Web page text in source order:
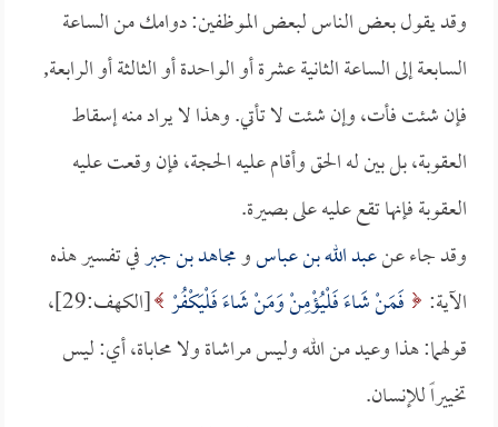
وقد يقول بعض الناس لبعض الموظفين: دوامك من الساعة
السابعة إلى الساعة الثانية عشرة أو الواحدة أو الثالثة أو الرابعة,
فإن شئت فأت، وإن شئت لا تأتي. وهذا لا يراد منه إسقاط
العقوبة، بل بين له الحق وأقام عليه الحجة، فإن وقعت عليه
العقوبة فإنها تقع عليه على بصيرة.
وقد جاء عنعبد الله بن عباسومجاهد بن جبرفي تفسير هذه
الآية:
فَمَنْ شَاءَ فَلْيُؤْمِنْ وَمَنْ شَاءَ فَلْيَكْفُرْ
[الكهف:29]،
قولهما: هذا وعيد من الله وليس مراشاة ولا محاباة، أي: ليس
تخييراً للإنسان.